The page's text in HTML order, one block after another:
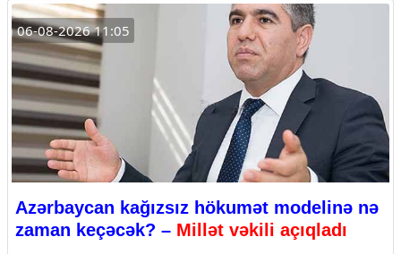
06-08-2026 11:05
Azərbaycan kağızsız hökumət modelinə nə
zaman keçəcək? – Millət vəkili açıqladı